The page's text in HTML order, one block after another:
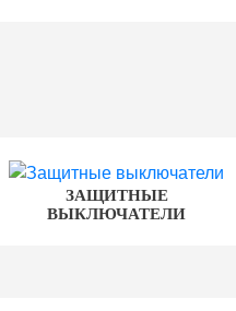
ЗАЩИТНЫЕ
ВЫКЛЮЧАТЕЛИ